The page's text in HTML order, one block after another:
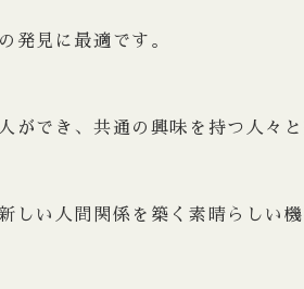
発見に最適です。
ができ、共通の興味を持つ人々
しい人間関係を築く素晴らしい